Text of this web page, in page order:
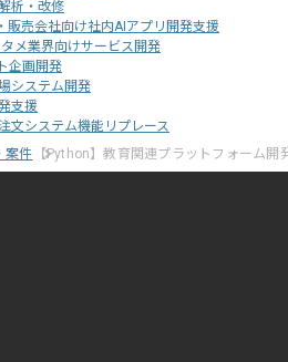
析・改修
販売会社向け社内AIアプリ開発支援
メ業界向けサービス開発
企画開発
システム開発
支援
文システム機能リプレース
案件 【Python】教育関連プラットフォーム開